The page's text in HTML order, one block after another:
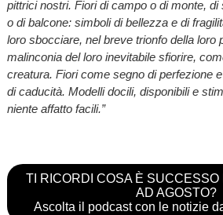
pittrici nostri. Fiori di campo o di monte, di
o di balcone: simboli di bellezza e di
loro sbocciare, nel breve trionfo della loro
malinconia del loro inevitabile sfiorire,
creatura. Fiori come segno di perfezione
di caducità. Modelli docili, disponibili e
niente affatto facili.”
TI RICORDI COSA È SUCCESSO
AD AGOSTO?
Ascolta il podcast con le notizie